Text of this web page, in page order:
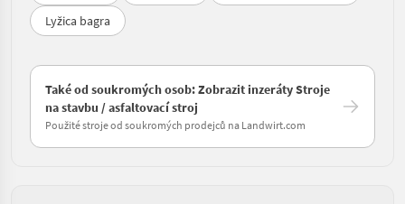
Lyžica bagra
Také od soukromých osob: Zobrazit inzeráty Stroje
na stavbu / asfaltovací stroj
Použité stroje od soukromých prodejců na Landwirt.com